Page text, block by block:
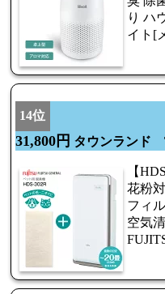
り ハ
イト[
14位
31,800円 タウンランド
【
花粉
フィ
空気